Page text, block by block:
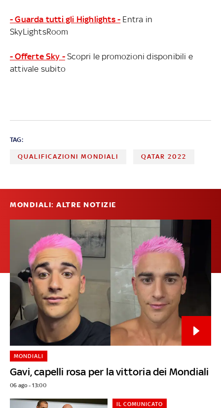
- Guarda tutti gli Highlights - Entra in
SkyLightsRoom
- Offerte Sky - Scopri le promozioni disponibili e
attivale subito
TAG:
QUALIFICAZIONI MONDIALI QATAR 2022
MONDIALI: ALTRE NOTIZIE
Gavi, capelli rosa per la vittoria dei Mondiali
MONDIALI
06 ago - 13:00
IL COMUNICATO